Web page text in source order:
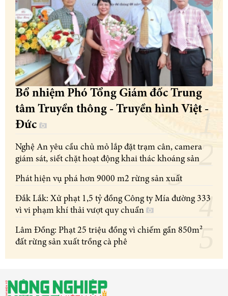
Bổ nhiệm Phó Tổng Giám đốc Trung
tâm Truyền thông - Truyền hình Việt -
Đức
Nghệ An yêu cầu chủ mỏ lắp đặt trạm cân, camera
giám sát, siết chặt hoạt động khai thác khoáng sản
Phát hiện vụ phá hơn 9000 m2 rừng sản xuất
Đắk Lắk: Xử phạt 1,5 tỷ đồng Công ty Mía đường 333
vì vi phạm khí thải vượt quy chuẩn
Lâm Đồng: Phạt 25 triệu đồng vì chiếm gần 850m²
đất rừng sản xuất trồng cà phê